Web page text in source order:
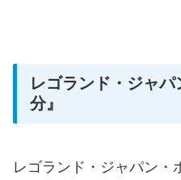
レゴランド・ジャ
分』
レゴランド・ジャパン・